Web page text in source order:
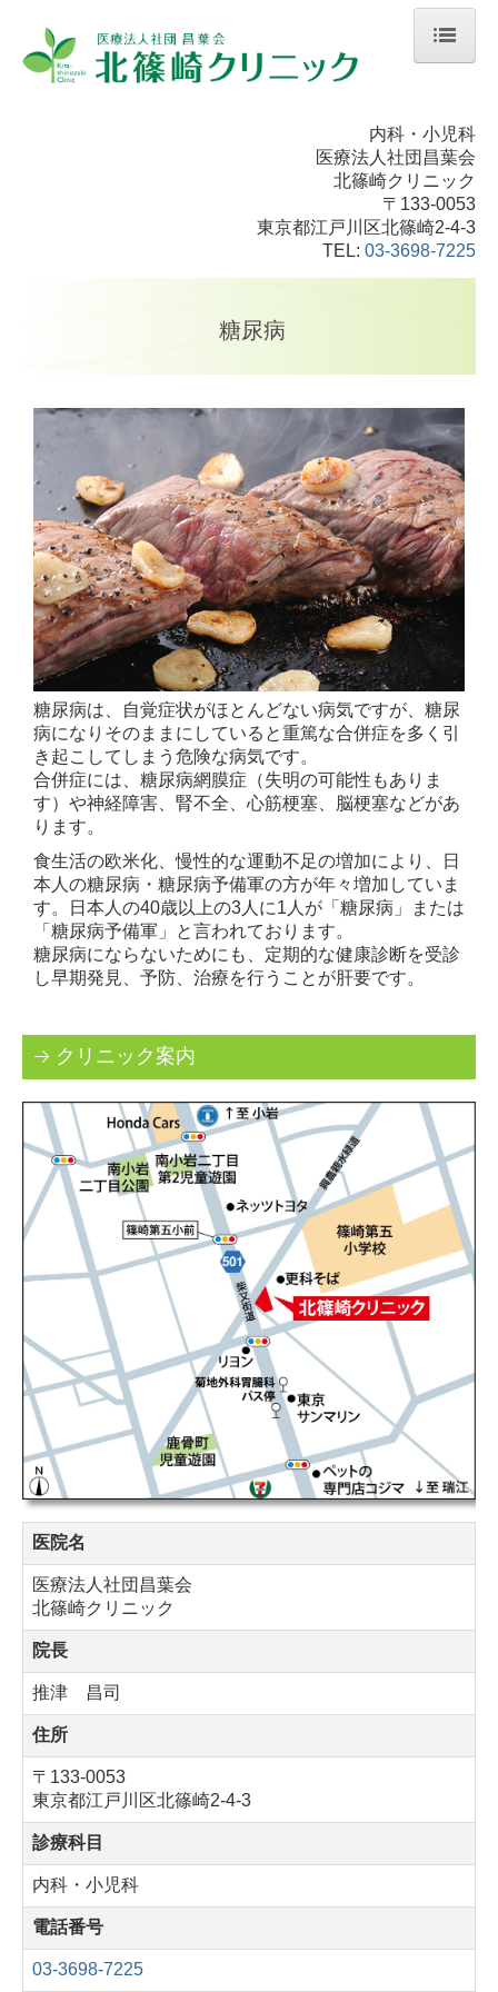
ホーム
高血圧
脂質異常症（高脂血症）
喘息
骨粗しょう症外来
花粉症
各種健康診断
予防接種
ダイエット外来
自由診療・料金表
迅速検査
新型コロナウイルス検査
内科・小児科
医療法人社団昌葉会
北篠崎クリニック
〒133-0053
東京都江戸川区北篠崎2-4-3
TEL: 03-3698-7225
糖尿病
糖尿病は、自覚症状がほとんどない病気ですが、糖尿
病になりそのままにしていると重篤な合併症を多く引
き起こしてしまう危険な病気です。
合併症には、糖尿病網膜症（失明の可能性もありま
す）や神経障害、腎不全、心筋梗塞、脳梗塞などがあ
ります。
食生活の欧米化、慢性的な運動不足の増加により、日
本人の糖尿病・糖尿病予備軍の方が年々増加していま
す。日本人の40歳以上の3人に1人が「糖尿病」または
「糖尿病予備軍」と言われております。
糖尿病にならないためにも、定期的な健康診断を受診
し早期発見、予防、治療を行うことが肝要です。
クリニック案内
医院名
医療法人社団昌葉会
北篠崎クリニック
院長
推津 昌司
住所
〒133-0053
東京都江戸川区北篠崎2-4-3
診療科目
内科・小児科
電話番号
03-3698-7225